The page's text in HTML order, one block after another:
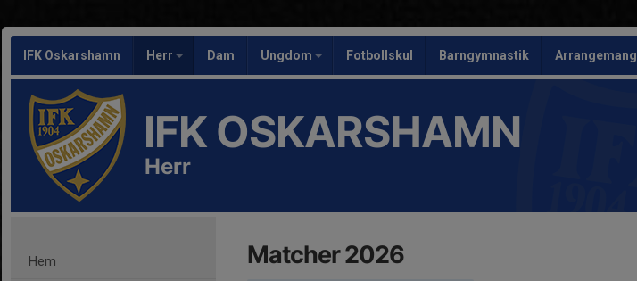
IFK Oskarshamn Herr Dam Ungdom Fotbollskul Barngymnastik Arrangemang
IFK OSKARSHAMN
Herr
Hem Matcher 2026